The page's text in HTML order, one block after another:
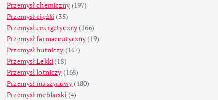
Przemysł chemiczny (197)
Przemysł ciężki (35)
Przemysł energetyczny (166)
Przemysł farmaceutyczny (19)
Przemysł hutniczy (167)
Przemysł Lekki (18)
Przemysł lotniczy (168)
Przemysł maszynowy (180)
Przemysł meblarski (4)